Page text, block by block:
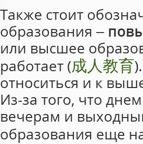
Также стоит
образования –
или высшее
работает (成人教育
относиться и к
Из-за того, что
вечерам и
образования еще